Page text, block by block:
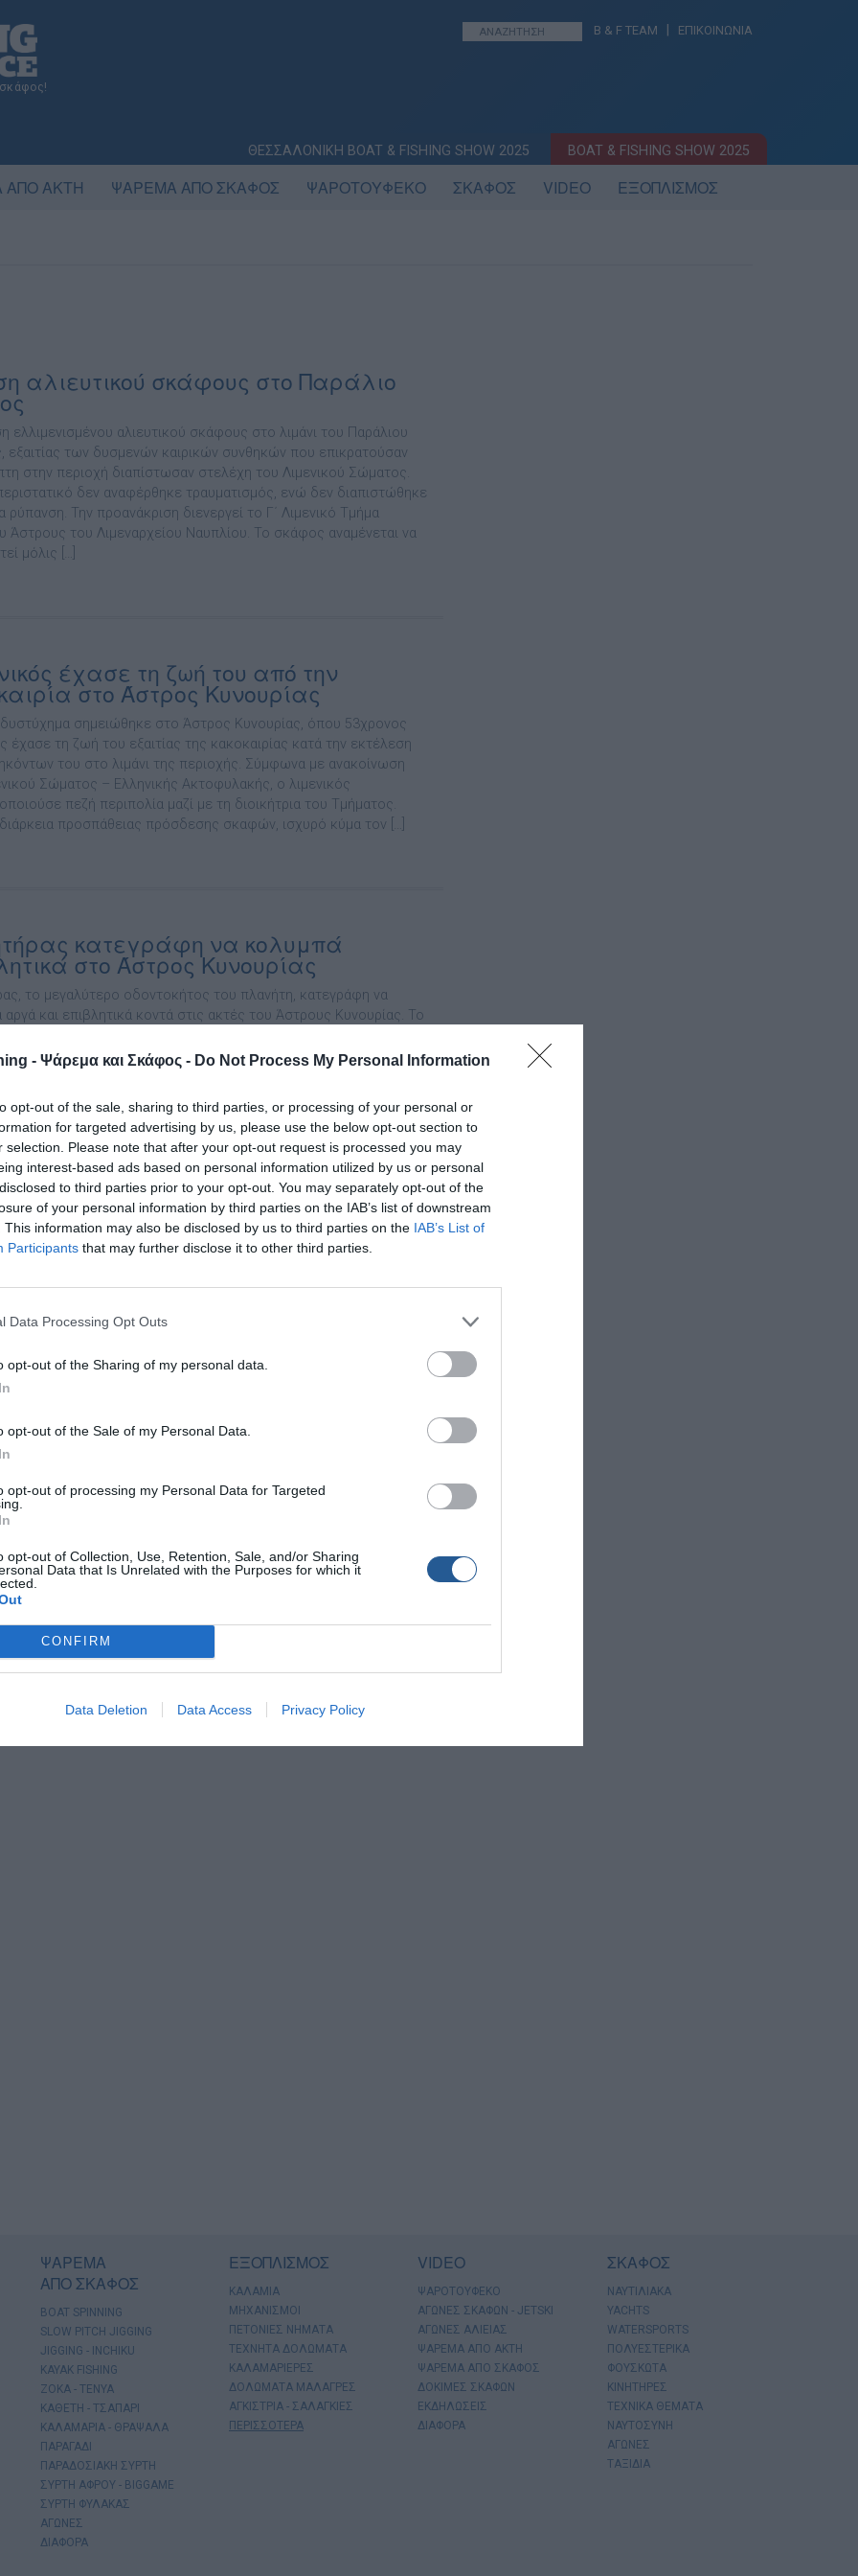
- Ψάρεμα και Σκάφος - Do Not Process My Personal Information
opt-out of the sale, sharing to third parties, or processing of your personal or
for targeted advertising by us, please use the below opt-out section to
selection. Please note that after your opt-out request is processed you may
interest-based ads based on personal information utilized by us or personal
to third parties prior to your opt-out. You may separately opt-out of the
of your personal information by third parties on the IAB’s list of downstream
This information may also be disclosed by us to third parties on the IAB’s List of
Participants that may further disclose it to other third parties.
Data Processing Opt Outs
opt-out of the Sharing of my personal data.
opt-out of the Sale of my Personal Data.
opt-out of processing my Personal Data for Targeted
opt-out of Collection, Use, Retention, Sale, and/or Sharing
Data that Is Unrelated with the Purposes for which it
CONFIRM
Data Deletion Data Access Privacy Policy
B & F TEAM ΕΠΙΚΟΙΝΩΝΙΑ
ΘΕΣΣΑΛΟΝΙΚΗ BOAT & FISHING SHOW 2025 BOAT & FISHING SHOW 2025
ΑΚΤΗ ΨΑΡΕΜΑ ΑΠΟ ΣΚΑΦΟΣ ΨΑΡΟΤΟΥΦΕΚΟ ΣΚΑΦΟΣ VIDEO ΕΞΟΠΛΙΣΜΟΣ
αλιευτικού σκάφους στο Παράλιο
ελλιμενισμένου αλιευτικού σκάφους στο λιμάνι του Παράλιου
εξαιτίας των δυσμενών καιρικών συνθηκών που επικρατούσαν
στην περιοχή διαπίστωσαν στελέχη του Λιμενικού Σώματος.
δεν αναφέρθηκε τραυματισμός, ενώ δεν διαπιστώθηκε
ρύπανση. Την προανάκριση διενεργεί το Γ΄ Λιμενικό Τμήμα
Άστρους του Λιμεναρχείου Ναυπλίου. Το σκάφος αναμένεται να
μόλις […]
έχασε τη ζωή του από την
στο Άστρος Κυνουρίας
δυστύχημα σημειώθηκε στο Άστρος Κυνουρίας, όπου 53χρονος
έχασε τη ζωή του εξαιτίας της κακοκαιρίας κατά την εκτέλεση
του στο λιμάνι της περιοχής. Σύμφωνα με ανακοίνωση
Σώματος – Ελληνικής Ακτοφυλακής, ο λιμενικός
πεζή περιπολία μαζί με τη διοικήτρια του Τμήματος.
προσπάθειας πρόσδεσης σκαφών, ισχυρό κύμα τον […]
κατεγράφη να κολυμπά
στο Άστρος Κυνουρίας
το μεγαλύτερο οδοντοκήτος του πλανήτη, κατεγράφη να
και επιβλητικά κοντά στις ακτές του Άστρους Κυνουρίας. Το
«Αρχιπέλαγος» στον Αργολικό Κόλπο, που έδωσε και το
για το […]
Τσέκας, Άστρος Κυνουρίας
εγγλέζικου 9 χρόνια. Το ψάρι πιάστηκε µε εγγλέζικο rock
nanolith match 3,90 heavy action και µε µηχανισµό shimano
ΨΑΡΕΜΑ
ΑΠΟ ΣΚΑΦΟΣ
BOAT SPINNING
SLOW PITCH JIGGING
JIGGING - INCHIKU
KAYAK FISHING
ΖΟΚΑ - ΤΕΝΥΑ
ΚΑΘΕΤΗ - ΤΣΑΠΑΡΙ
ΚΑΛΑΜΑΡΙΑ - ΘΡΑΨΑΛΑ
ΠΑΡΑΓΑΔΙ
ΠΑΡΑΔΟΣΙΑΚΗ ΣΥΡΤΗ
ΣΥΡΤΗ ΑΦΡΟΥ - BIGGAME
ΣΥΡΤΗ ΦΥΛΑΚΑΣ
ΑΓΩΝΕΣ
ΔΙΑΦΟΡΑ
ΕΞΟΠΛΙΣΜΟΣ
ΚΑΛΑΜΙΑ
ΜΗΧΑΝΙΣΜΟΙ
ΠΕΤΟΝΙΕΣ ΝΗΜΑΤΑ
ΤΕΧΝΗΤΑ ΔΟΛΩΜΑΤΑ
ΚΑΛΑΜΑΡΙΕΡΕΣ
ΔΟΛΩΜΑΤΑ ΜΑΛΑΓΡΕΣ
ΑΓΚΙΣΤΡΙΑ - ΣΑΛΑΓΚΙΕΣ
ΠΕΡΙΣΣΟΤΕΡΑ
VIDEO
ΨΑΡΟΤΟΥΦΕΚΟ
ΑΓΩΝΕΣ ΣΚΑΦΩΝ - JETSKI
ΑΓΩΝΕΣ ΑΛΙΕΙΑΣ
ΨΑΡΕΜΑ ΑΠΟ ΑΚΤΗ
ΨΑΡΕΜΑ ΑΠΟ ΣΚΑΦΟΣ
ΔΟΚΙΜΕΣ ΣΚΑΦΩΝ
ΕΚΔΗΛΩΣΕΙΣ
ΔΙΑΦΟΡΑ
ΣΚΑΦΟΣ
ΝΑΥΤΙΛΙΑΚΑ
YACHTS
WATERSPORTS
ΠΟΛΥΕΣΤΕΡΙΚΑ
ΦΟΥΣΚΩΤΑ
ΚΙΝΗΤΗΡΕΣ
ΤΕΧΝΙΚΑ ΘΕΜΑΤΑ
ΝΑΥΤΟΣΥΝΗ
ΑΓΩΝΕΣ
ΤΑΞΙΔΙΑ